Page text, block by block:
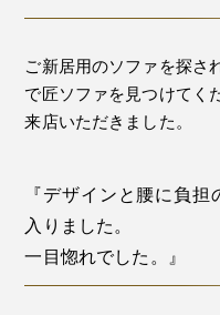
ご新居用のソファを探さ
で匠ソファを見つけてく
来店いただきました。
『デザインと腰に負
入りました。
一目惚れでした。』